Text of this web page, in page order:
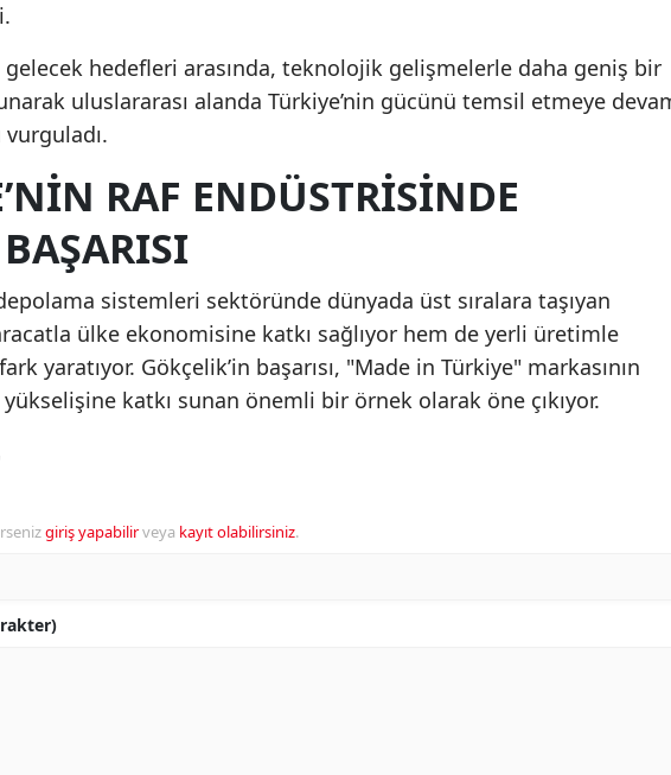
gelecek hedefleri arasında, teknolojik gelişmelerle daha geniş bir
uluslararası alanda Türkiye’nin gücünü temsil etmeye
RAF ENDÜSTRISINDE
sistemleri sektöründe dünyada üst sıralara taşıyan
ülke ekonomisine katkı sağlıyor hem de yerli üretimle
yaratıyor. Gökçelik’in başarısı, "Made in Türkiye" markasının
katkı sunan önemli bir örnek olarak öne çıkıyor.
giriş yapabilirveya kayıt olabilirsiniz.